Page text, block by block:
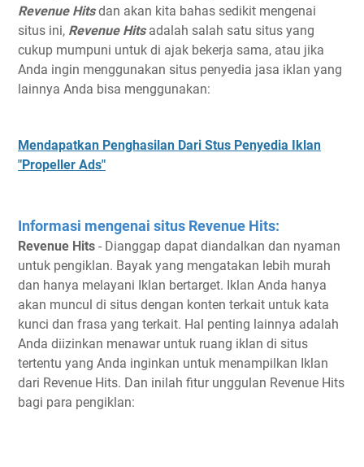
Revenue Hitsdan akan kita bahas sedikit mengenai
situs ini, Revenue Hitsadalah salah satu situs yang
cukup mumpuni untuk di ajak bekerja sama, atau jika
Anda ingin menggunakan situs penyedia jasa iklan yang
lainnya Anda bisa menggunakan:
Mendapatkan Penghasilan Dari Stus Penyedia Iklan
"Propeller Ads"
Informasi mengenai situs Revenue Hits:
Revenue Hits - Dianggap dapat diandalkan dan nyaman
untuk pengiklan. Bayak yang mengatakan lebih murah
dan hanya melayani Iklan bertarget. Iklan Anda hanya
akan muncul di situs dengan konten terkait untuk kata
kunci dan frasa yang terkait. Hal penting lainnya adalah
Anda diizinkan menawar untuk ruang iklan di situs
tertentu yang Anda inginkan untuk menampilkan Iklan
dari Revenue Hits. Dan inilah fitur unggulan Revenue Hits
bagi para pengiklan: